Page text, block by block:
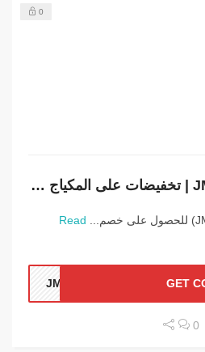
0
كود خصم النهدي JMJK | تخفيضات على المكياج والفيتامينات
Read
GET
0